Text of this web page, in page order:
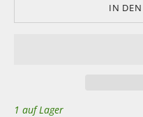
IN
1 auf Lager